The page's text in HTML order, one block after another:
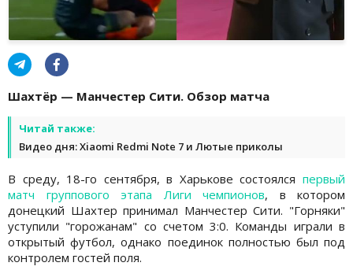
Шахтёр — Манчестер Сити. Обзор матча
Читай также:
Видео дня: Xiaomi Redmi Note 7 и Лютые приколы
В среду, 18-го сентября, в Харькове состоялся первый
матч группового этапа Лиги чемпионов, в котором
донецкий Шахтер принимал Манчестер Сити. "Горняки"
уступили "горожанам" со счетом 3:0. Команды играли в
открытый футбол, однако поединок полностью был под
контролем гостей поля.